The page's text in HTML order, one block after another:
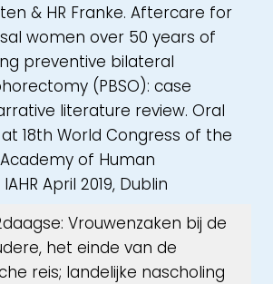
& HR Franke. Aftercare for
women over 50 years of
preventive bilateral
(PBSO): case
literature review. Oral
18th World Congress of the
of Human
April 2019, Dublin
Vrouwenzaken bij de
het einde van de
reis; landelijke nascholing